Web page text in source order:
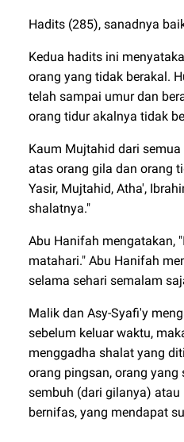
Hadits (285), sanadnya
Kedua hadits ini
orang yang tidak berakal.
telah sampai umur dan
orang tidur akalnya tidak
Kaum Mujtahid dari
atas orang gila dan orang
Yasir, Mujtahid, Atha',
shalatnya."
Abu Hanifah mengatakan,
matahari." Abu Hanifah
selama sehari semalam
Malik dan Asy-Syafi'y
sebelum keluar waktu,
menggadha shalat yang
orang pingsan, orang yang
sembuh (dari gilanya)
bernifas, yang mendapat